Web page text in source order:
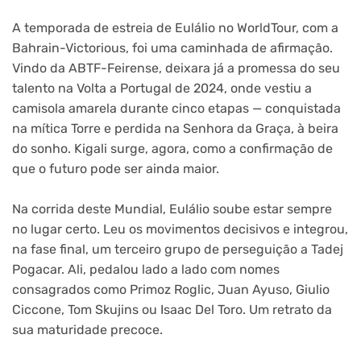
A temporada de estreia de Eulálio no WorldTour, com a
Bahrain-Victorious, foi uma caminhada de afirmação.
Vindo da ABTF-Feirense, deixara já a promessa do seu
talento na Volta a Portugal de 2024, onde vestiu a
camisola amarela durante cinco etapas — conquistada
na mítica Torre e perdida na Senhora da Graça, à beira
do sonho. Kigali surge, agora, como a confirmação de
que o futuro pode ser ainda maior.
Na corrida deste Mundial, Eulálio soube estar sempre
no lugar certo. Leu os movimentos decisivos e integrou,
na fase final, um terceiro grupo de perseguição a Tadej
Pogacar. Ali, pedalou lado a lado com nomes
consagrados como Primoz Roglic, Juan Ayuso, Giulio
Ciccone, Tom Skujins ou Isaac Del Toro. Um retrato da
sua maturidade precoce.